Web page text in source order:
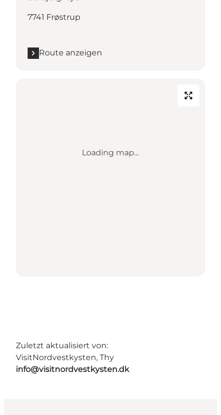
7741 Frøstrup
Route anzeigen
Loading map...
Zuletzt aktualisiert von:
VisitNordvestkysten, Thy
info@visitnordvestkysten.dk